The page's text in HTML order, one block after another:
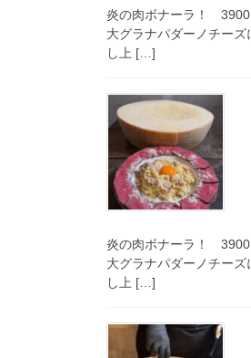
炎の肉ボナーラ！ 3900
大グラナパダーノチー
し上 […]
炎の肉ボナーラ！ 3900
大グラナパダーノチー
し上 […]